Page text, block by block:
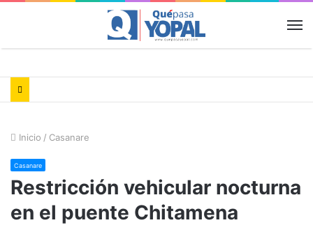
Inicio / Casanare
Casanare
Restricción vehicular nocturna
en el puente Chitamena